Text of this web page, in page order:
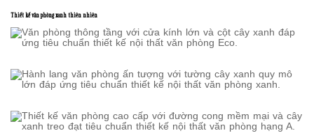
Thiết kế văn phòng xanh thiên nhiên